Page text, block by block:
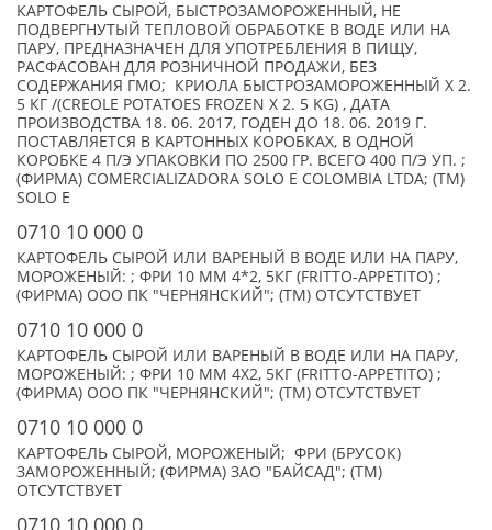
КАРТОФЕЛЬ СЫРОЙ, БЫСТРОЗАМОРОЖЕННЫЙ, НЕ
ПОДВЕРГНУТЫЙ ТЕПЛОВОЙ ОБРАБОТКЕ В ВОДЕ ИЛИ НА
ПАРУ, ПРЕДНАЗНАЧЕН ДЛЯ УПОТРЕБЛЕНИЯ В ПИЩУ,
РАСФАСОВАН ДЛЯ РОЗНИЧНОЙ ПРОДАЖИ, БЕЗ
СОДЕРЖАНИЯ ГМО; КРИОЛА БЫСТРОЗАМОРОЖЕННЫЙ X 2.
5 КГ /(CREOLE POTATOES FROZEN X 2. 5 KG) , ДАТА
ПРОИЗВОДСТВА 18. 06. 2017, ГОДЕН ДО 18. 06. 2019 Г.
ПОСТАВЛЯЕТСЯ В КАРТОННЫХ КОРОБКАХ, В ОДНОЙ
КОРОБКЕ 4 П/Э УПАКОВКИ ПО 2500 ГР. ВСЕГО 400 П/Э УП. ;
(ФИРМА) COMERCIALIZADORA SOLO E COLOMBIA LTDA; (TM)
SOLO E
0710 10 000 0
КАРТОФЕЛЬ СЫРОЙ ИЛИ ВАРЕНЫЙ В ВОДЕ ИЛИ НА ПАРУ,
МОРОЖЕНЫЙ: ; ФРИ 10 ММ 4*2, 5КГ (FRITTO-APPETITO) ;
(ФИРМА) ООО ПК "ЧЕРНЯНСКИЙ"; (TM) ОТСУТСТВУЕТ
0710 10 000 0
КАРТОФЕЛЬ СЫРОЙ ИЛИ ВАРЕНЫЙ В ВОДЕ ИЛИ НА ПАРУ,
МОРОЖЕНЫЙ: ; ФРИ 10 ММ 4Х2, 5КГ (FRITTO-APPETITO) ;
(ФИРМА) ООО ПК "ЧЕРНЯНСКИЙ"; (TM) ОТСУТСТВУЕТ
0710 10 000 0
КАРТОФЕЛЬ СЫРОЙ, МОРОЖЕНЫЙ; ФРИ (БРУСОК)
ЗАМОРОЖЕННЫЙ; (ФИРМА) ЗАО "БАЙСАД"; (TM)
ОТСУТСТВУЕТ
0710 10 000 0